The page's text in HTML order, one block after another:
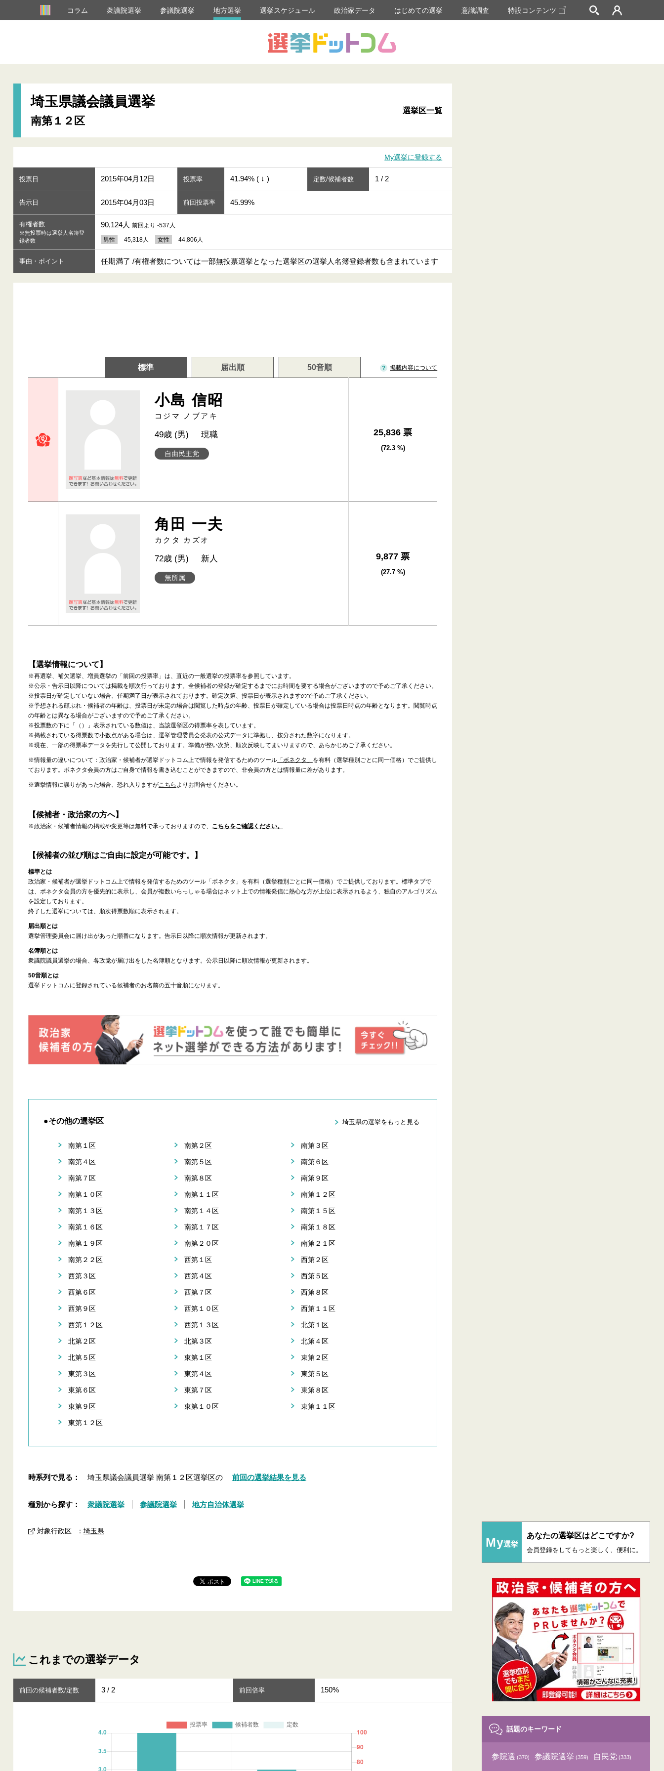
コラム 衆議院選挙 参議院選挙 地方選挙 選挙スケジュール 政治家データ はじめての選挙 意識調査 特設コンテンツ
埼玉県議会議員選挙
南第１２区
選挙区一覧
My選挙に登録する
投票日 2015年04月12日 投票率 41.94% ( ↓ ) 定数/候補者数 1 / 2
告示日 2015年04月03日 前回投票率 45.99%
有権者数
※無投票時は選挙人名簿登
録者数
90,124人 前回より -537人
男性 45,318人 女性 44,806人
事由・ポイント 任期満了 /有権者数については一部無投票選挙となった選挙区の選挙人名簿登録者数も含まれています
標準 届出順 50音順 掲載内容について
小島 信昭
コジマ ノブアキ
自由民主党
49歳 (男) 現職 25,836 票
(72.3 %)
角田 一夫
カクタ カズオ
無所属
72歳 (男) 新人 9,877 票
(27.7 %)
【選挙情報について】
※再選挙、補欠選挙、増員選挙の「前回の投票率」は、直近の一般選挙の投票率を参照しています。
※公示・告示日以降については掲載を順次行っております。全候補者の登録が確定するまでにお時間を要する場合がございますので予めご了承ください。
※投票日が確定していない場合、任期満了日が表示されております。確定次第、投票日が表示されますので予めご了承ください。
※予想される顔ぶれ・候補者の年齢は、投票日が未定の場合は閲覧した時点の年齢、投票日が確定している場合は投票日時点の年齢となります。閲覧時点
の年齢とは異なる場合がございますので予めご了承ください。
※投票数の下に「（）」表示されている数値は、当該選挙区の得票率を表しています。
※掲載されている得票数で小数点がある場合は、選挙管理委員会発表の公式データに準拠し、按分された数字になります。
※現在、一部の得票率データを先行して公開しております。準備が整い次第、順次反映してまいりますので、あらかじめご了承ください。
※情報量の違いについて：政治家・候補者が選挙ドットコム上で情報を発信するためのツール「ボネクタ」 を有料（選挙種別ごとに同一価格）でご提供し
ております。ボネクタ会員の方はご自身で情報を書き込むことができますので、非会員の方とは情報量に差があります。
※選挙情報に誤りがあった場合、恐れ入りますがこちら よりお問合せください。
【候補者・政治家の方へ】
※政治家・候補者情報の掲載や変更等は無料で承っておりますので、 こちらをご確認ください。
【候補者の並び順はご自由に設定が可能です。】
標準とは
政治家・候補者が選挙ドットコム上で情報を発信するためのツール「ボネクタ」を有料（選挙種別ごとに同一価格）でご提供しております。標準タブで
は、ボネクタ会員の方を優先的に表示し、会員が複数いらっしゃる場合はネット上での情報発信に熱心な方が上位に表示されるよう、独自のアルゴリズム
を設定しております。
終了した選挙については、順次得票数順に表示されます。
届出順とは
選挙管理委員会に届け出があった順番になります。告示日以降に順次情報が更新されます。
名簿順とは
衆議院議員選挙の場合、各政党が届け出をした名簿順となります。公示日以降に順次情報が更新されます。
50音順とは
選挙ドットコムに登録されている候補者のお名前の五十音順になります。
●その他の選挙区 埼玉県の選挙をもっと見る
南第１区 南第２区 南第３区
南第４区 南第５区 南第６区
南第７区 南第８区 南第９区
南第１０区 南第１１区 南第１２区
南第１３区 南第１４区 南第１５区
南第１６区 南第１７区 南第１８区
南第１９区 南第２０区 南第２１区
南第２２区 西第１区 西第２区
西第３区 西第４区 西第５区
西第６区 西第７区 西第８区
西第９区 西第１０区 西第１１区
西第１２区 西第１３区 北第１区
北第２区 北第３区 北第４区
北第５区 東第１区 東第２区
東第３区 東第４区 東第５区
東第６区 東第７区 東第８区
東第９区 東第１０区 東第１１区
東第１２区
時系列で見る： 埼玉県議会議員選挙 南第１２区選挙区の 前回の選挙結果を見る
種別から探す： 衆議院選挙 参議院選挙 地方自治体選挙
対象行政区 ： 埼玉県
これまでの選挙データ
前回の候補者数/定数 3 / 2 前回倍率 150%
My選挙
あなたの選挙区はどこですか?
会員登録をしてもっと楽しく、便利に。
話題のキーワード
参院選 (370) 参議院選挙 (359) 自民党 (333)